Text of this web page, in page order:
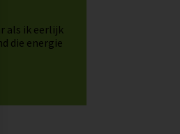
als ik eerlijk
die energie